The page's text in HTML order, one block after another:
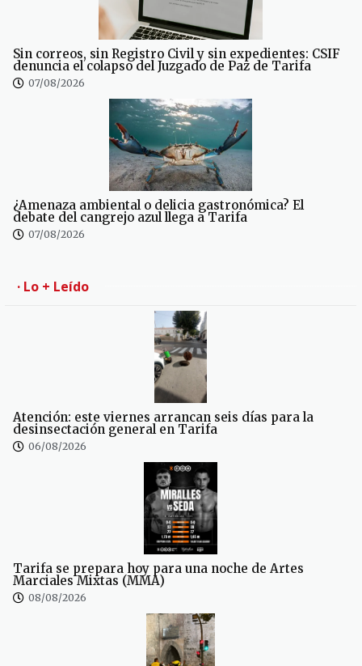
Sin correos, sin Registro Civil y sin expedientes: CSIF
denuncia el colapso del Juzgado de Paz de Tarifa
07/08/2026
¿Amenaza ambiental o delicia gastronómica? El
debate del cangrejo azul llega a Tarifa
07/08/2026
· Lo + Leído
Atención: este viernes arrancan seis días para la
desinsectación general en Tarifa
06/08/2026
Tarifa se prepara hoy para una noche de Artes
Marciales Mixtas (MMA)
08/08/2026